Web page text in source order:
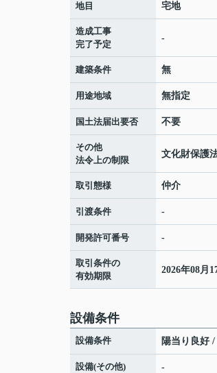
地目 宅地
造成工事
完了予定
-
建築条件 無
用途地域 無指定
国土法届出要否 不要
その他
法令上の制限
文化財保護
取引態様 仲介
引渡条件 -
開発許可番号 -
取引条件の
有効期限
2026年08月
設備条件
設備条件 陽当り良好
設備(その他) -